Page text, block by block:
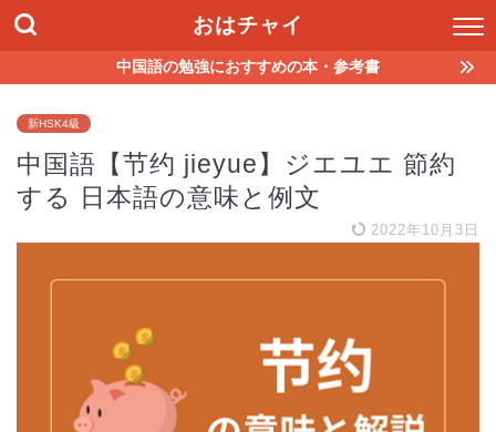
おはチャイ
中国語の勉強におすすめの本・参考書
新HSK4級
中国語【节约 jieyue】ジエユエ 節約
する 日本語の意味と例文
2022年10月3日